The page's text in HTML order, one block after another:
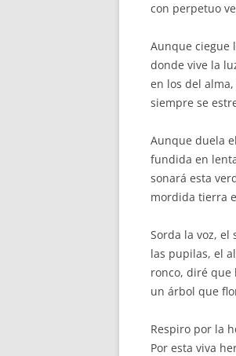
con perpetuo
Aunque ciegue
donde vive la
en los del
siempre se
Aunque duela
fundida en
sonará esta
mordida tierra
Sorda la voz, el
las pupilas, el
ronco, diré que
un árbol que
Respiro por la
Por esta viva